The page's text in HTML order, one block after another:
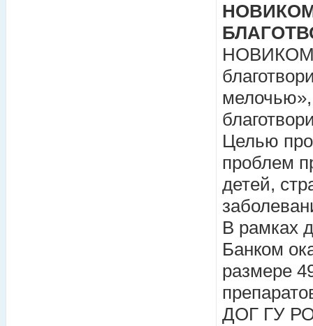
Целью
проблем
детей,
В рамках
Банком
размере
ДОГ ГУ